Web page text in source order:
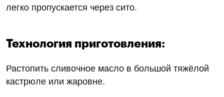
легко пропускается через сито.
Технология приготовления:
Растопить сливочное масло в большой тяжёлой
кастрюле или жаровне.